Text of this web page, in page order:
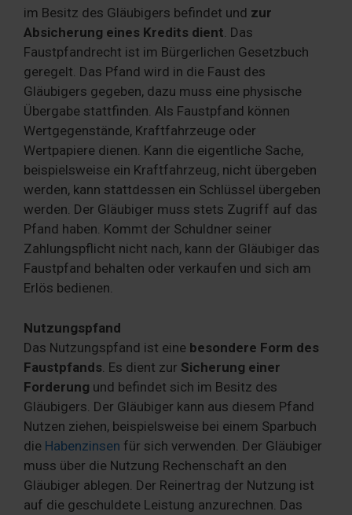
im Besitz des Gläubigers befindet und zur
Absicherung eines Kredits dient. Das
Faustpfandrecht ist im Bürgerlichen Gesetzbuch
geregelt. Das Pfand wird in die Faust des
Gläubigers gegeben, dazu muss eine physische
Übergabe stattfinden. Als Faustpfand können
Wertgegenstände, Kraftfahrzeuge oder
Wertpapiere dienen. Kann die eigentliche Sache,
beispielsweise ein Kraftfahrzeug, nicht übergeben
werden, kann stattdessen ein Schlüssel übergeben
werden. Der Gläubiger muss stets Zugriff auf das
Pfand haben. Kommt der Schuldner seiner
Zahlungspflicht nicht nach, kann der Gläubiger das
Faustpfand behalten oder verkaufen und sich am
Erlös bedienen.
Nutzungspfand
Das Nutzungspfand ist eine besondere Form des
Faustpfands . Es dient zur Sicherung einer
Forderung und befindet sich im Besitz des
Gläubigers. Der Gläubiger kann aus diesem Pfand
Nutzen ziehen, beispielsweise bei einem Sparbuch
die Habenzinsen für sich verwenden. Der Gläubiger
muss über die Nutzung Rechenschaft an den
Gläubiger ablegen. Der Reinertrag der Nutzung ist
auf die geschuldete Leistung anzurechnen. Das